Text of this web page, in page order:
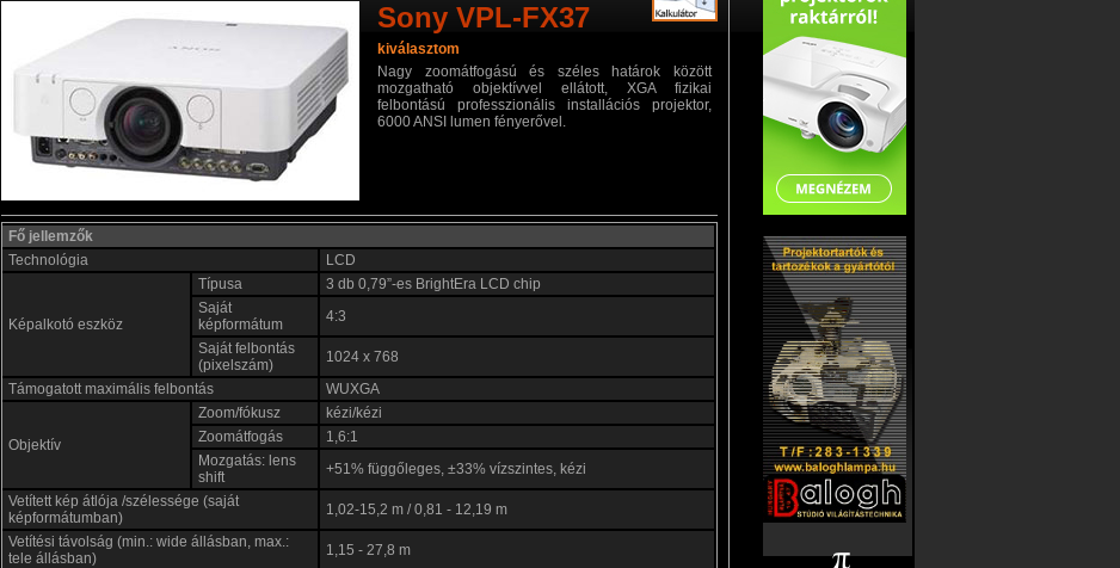
Sony VPL-FX37
kiválasztom
Nagy zoomátfogású és széles határok között
mozgatható objektívvel ellátott, XGA fizikai
felbontású professzionális installációs projektor,
6000 ANSI lumen fényerővel.
Fő jellemzők
Technológia
LCD
Képalkotó eszköz
Típusa
3 db 0,79”-es BrightEra LCD chip
Saját
képformátum
4:3
Saját felbontás
(pixelszám)
1024 x 768
Támogatott maximális felbontás
WUXGA
Objektív
Zoom/fókusz
kézi/kézi
Zoomátfogás
1,6:1
Mozgatás: lens
shift
+51% függőleges, ±33% vízszintes, kézi
Vetített kép átlója /szélessége (saját
képformátumban)
1,02-15,2 m / 0,81 - 12,19 m
Vetítési távolság (min.: wide állásban, max.:
tele állásban)
1,15 - 27,8 m